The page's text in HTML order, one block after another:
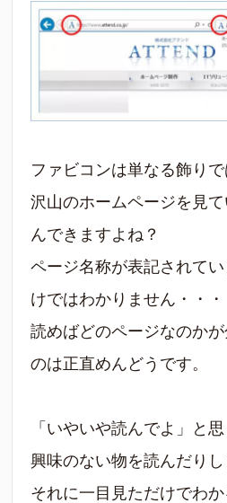
ファビコンは単なる飾りで
沢山のホームページを見
んできますよね？
ページ名称が表記されて
けではわかりません・・・
読めばどのページなのか
のは正直めんどうです。
「いやいや読んでよ」と
興味のない物を読んだりし
それに一目見ただけでわ